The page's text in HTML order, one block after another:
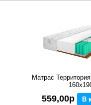
Матрас
559,00р В